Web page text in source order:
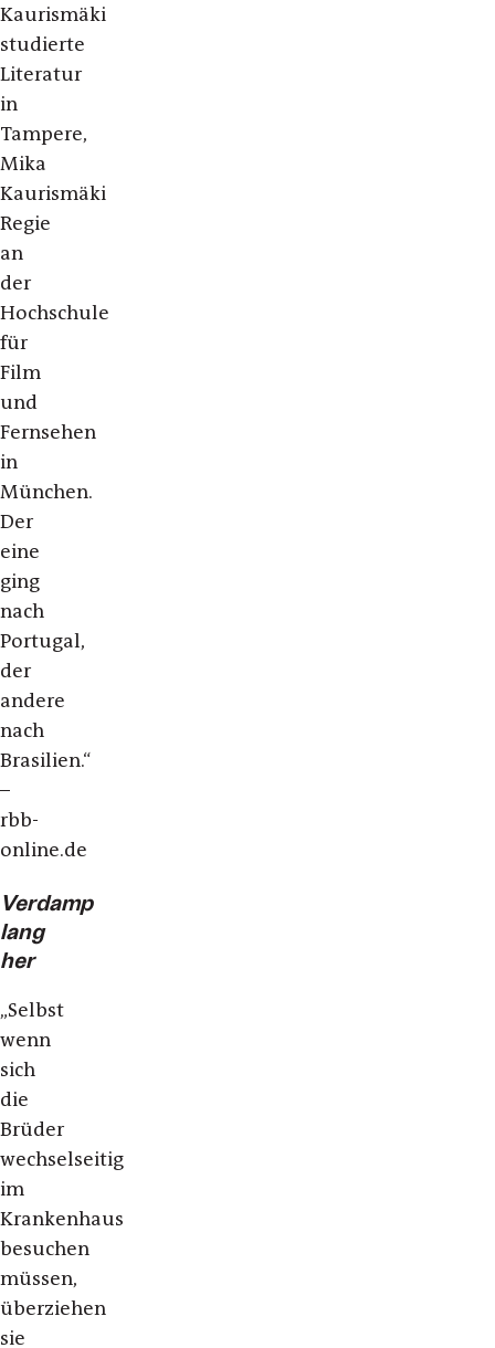
Kaurismäki
studierte
Literatur
in
Tampere,
Mika
Kaurismäki
Regie
an
der
Hochschule
für
Film
und
Fernsehen
in
München.
Der
eine
ging
nach
Portugal,
der
andere
nach
Brasilien.“
–
rbb-
online.de
Verdamp
lang
her
„Selbst
wenn
sich
die
Brüder
wechselseitig
im
Krankenhaus
besuchen
müssen,
überziehen
sie